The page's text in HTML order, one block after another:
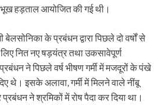
हड़ताल आयोजित की गई थी।
के प्रबंधन द्वारा पिछले दो वर्षों से
नित नए षड़यंत्र तथा उकसावेपूर्ण
प्रबंधन ने पिछले वर्ष भीषण गर्मी में मजदूरों के पंखे
थे। इसके अलावा, गर्मी में मिलने वाले नींबू
ने श्रमिकों में रोष पैदा कर दिया था।